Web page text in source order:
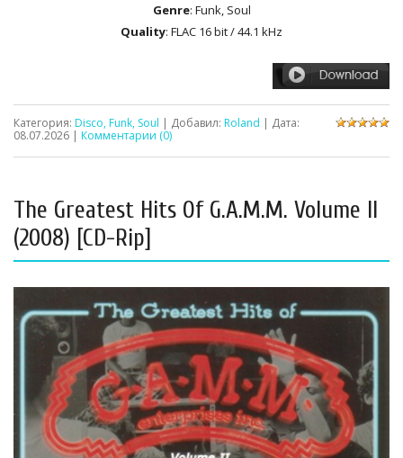
Genre: Funk, Soul
Quality: FLAC 16 bit / 44.1 kHz
Категория: Disco, Funk, Soul | Добавил: Roland | Дата:
08.07.2026 | Комментарии (0)
The Greatest Hits Of G.A.M.M. Volume II
(2008) [CD-Rip]